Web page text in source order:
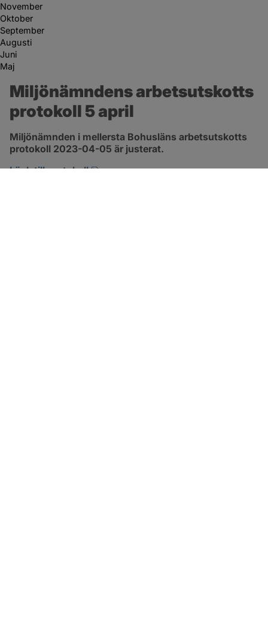
November
Oktober
September
Augusti
Juni
Maj
Miljönämndens arbetsutskotts
protokoll 5 april
Miljönämnden i mellersta Bohusläns arbetsutskotts
protokoll 2023-04-05 är justerat.
Länk till protokoll
pdf, 257.8 kB, öppnas i nytt fönster.